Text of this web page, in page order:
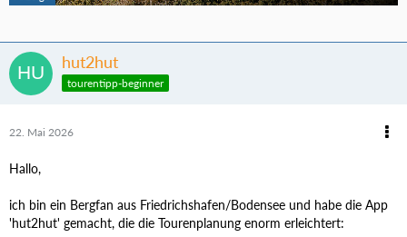
hut2hut
tourentipp-beginner
22. Mai 2026
Hallo,
ich bin ein Bergfan aus Friedrichshafen/Bodensee und habe die App
'hut2hut' gemacht, die die Tourenplanung enorm erleichtert: